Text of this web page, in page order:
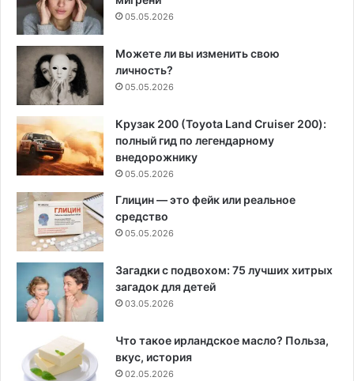
05.05.2026
Можете ли вы изменить свою
личность?
05.05.2026
Крузак 200 (Toyota Land Cruiser 200):
полный гид по легендарному
внедорожнику
05.05.2026
Глицин — это фейк или реальное
средство
05.05.2026
Загадки с подвохом: 75 лучших хитрых
загадок для детей
03.05.2026
Что такое ирландское масло? Польза,
вкус, история
02.05.2026